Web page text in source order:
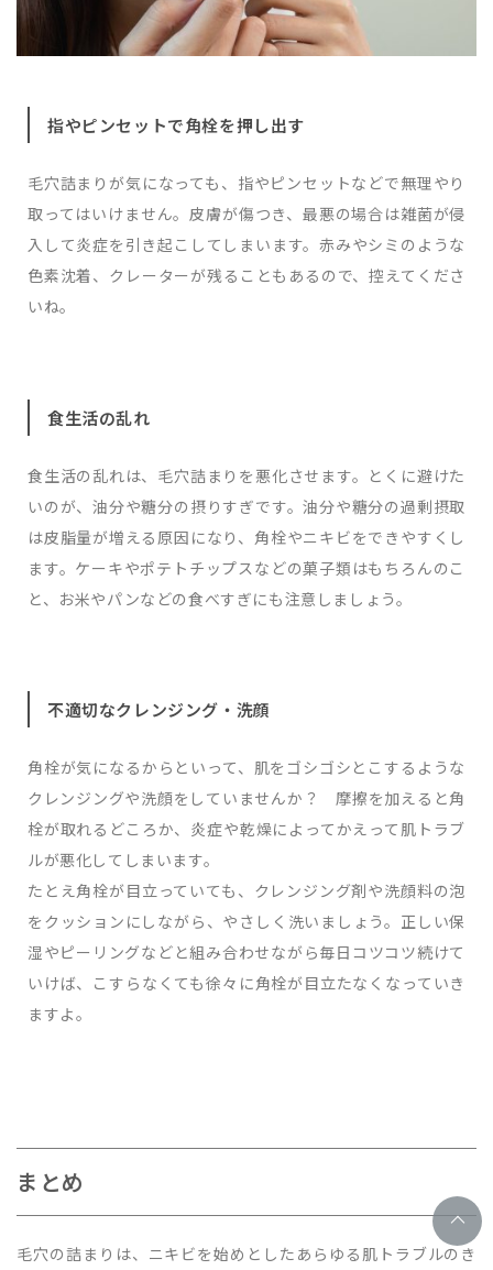
指やピンセットで角栓を押し出す
毛穴詰まりが気になっても、指やピンセットなどで無理やり
取ってはいけません。皮膚が傷つき、最悪の場合は雑菌が侵
入して炎症を引き起こしてしまいます。赤みやシミのような
色素沈着、クレーターが残ることもあるので、控えてくださ
いね。
食生活の乱れ
食生活の乱れは、毛穴詰まりを悪化させます。とくに避けた
いのが、油分や糖分の摂りすぎです。油分や糖分の過剰摂取
は皮脂量が増える原因になり、角栓やニキビをできやすくし
ます。ケーキやポテトチップスなどの菓子類はもちろんのこ
と、お米やパンなどの食べすぎにも注意しましょう。
不適切なクレンジング・洗顔
角栓が気になるからといって、肌をゴシゴシとこするような
クレンジングや洗顔をしていませんか？ 摩擦を加えると角
栓が取れるどころか、炎症や乾燥によってかえって肌トラブ
ルが悪化してしまいます。
たとえ角栓が目立っていても、クレンジング剤や洗顔料の泡
をクッションにしながら、やさしく洗いましょう。正しい保
湿やピーリングなどと組み合わせながら毎日コツコツ続けて
いけば、こすらなくても徐々に角栓が目立たなくなっていき
ますよ。
まとめ
毛穴の詰まりは、ニキビを始めとしたあらゆる肌トラブルのき